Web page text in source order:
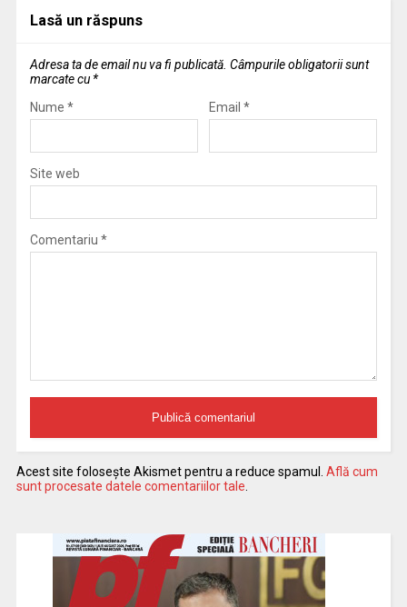
Lasă un răspuns
Adresa ta de email nu va fi publicată. Câmpurile obligatorii sunt
marcate cu *
Nume * Email *
Site web
Comentariu *
Acest site folosește Akismet pentru a reduce spamul. Află cum
sunt procesate datele comentariilor tale